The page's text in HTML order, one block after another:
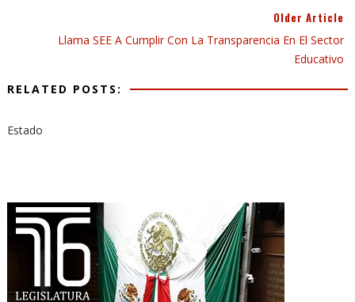
Older Article
Llama SEE A Cumplir Con La Transparencia En El Sector
Educativo
RELATED POSTS:
Estado